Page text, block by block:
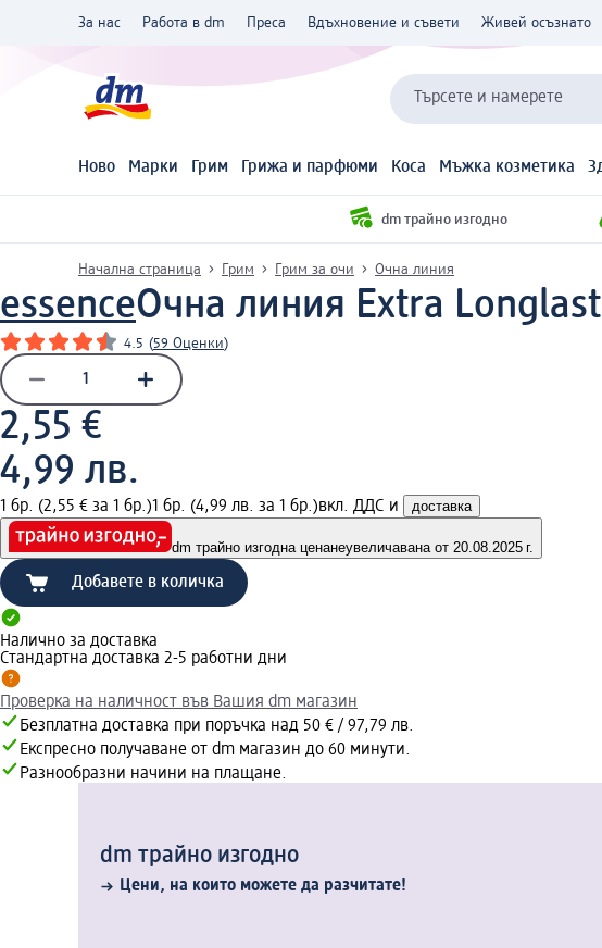
За нас Работа в dm Преса Вдъхновение и съвети Живей осъзнато
Търсете и намерете
Ново Марки Грим Грижа и парфюми Коса Мъжка козметика
dm трайно изгодно
Начална страница Грим Грим за очи Очна линия
essenceОчна линия Extra
4.5 (59 Оценки)
2,55 €
4,99 лв.
1 бр. (2,55 € за 1 бр.)1 бр. (4,99 лв. за 1 бр.)вкл. ДДС и доставка
dm трайно изгодна ценанеувеличавана от 20.08.2025 г.
Добавете в количка
Налично за доставка
Стандартна доставка 2-5 работни дни
Проверка на наличност във Вашия dm магазин
Безплатна доставка при поръчка над 50 € / 97,79 лв.
Експресно получаване от dm магазин до 60 минути.
Разнообразни начини на плащане.
dm трайно изгодно
Цени, на които можете да разчитате!